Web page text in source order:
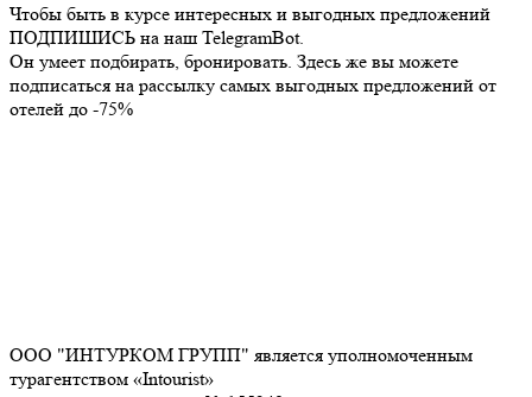
Чтобы быть в курсе интересных и выгодных предложений
ПОДПИШИСЬ на наш TelegramBot.
Он умеет подбирать, бронировать. Здесь же вы можете
подписаться на рассылку самых выгодных предложений от
отелей до -75%
ООО "ИНТУРКОМ ГРУПП" является уполномоченным
турагентством «Intourist»